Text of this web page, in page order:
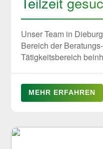
Unser Team in
Bereich der
Tätigkeitsbereich
Terminkoordination
Überwachung der
Archivierung von
MEHR ERFAHREN